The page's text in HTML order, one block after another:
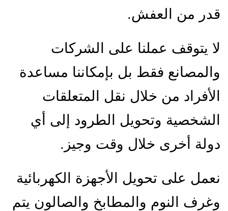
قدر من العفش.
لا يتوقف عملنا على الشركات
والمصانع فقط بل بإمكاننا مساعدة
الأفراد من خلال نقل المتعلقات
الشخصية وتحويل الطرود إلى أي
دولة أخرى خلال وقت وجيز.
نعمل على تحويل الأجهزة الكهربائية
وغرف النوم والمطابخ والصالون يتم